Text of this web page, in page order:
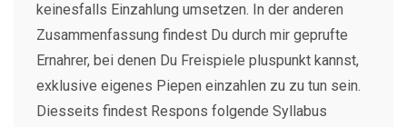
keinesfalls Einzahlung umsetzen. In der anderen
Zusammenfassung findest Du durch mir geprufte
Ernahrer, bei denen Du Freispiele pluspunkt kannst,
exklusive eigenes Piepen einzahlen zu zu tun sein.
Diesseits findest Respons folgende Syllabus